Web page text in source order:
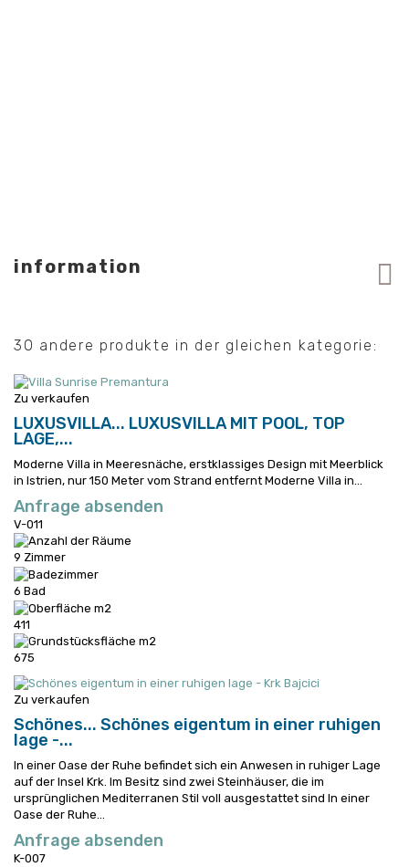
information
30 andere produkte in der gleichen kategorie:
Zu verkaufen
LUXUSVILLA... LUXUSVILLA MIT POOL, TOP
LAGE,...
Moderne Villa in Meeresnäche, erstklassiges Design mit Meerblick
in Istrien, nur 150 Meter vom Strand entfernt Moderne Villa in...
Anfrage absenden
V-011
9 Zimmer
6 Bad
411
675
Zu verkaufen
Schönes... Schönes eigentum in einer ruhigen
lage -...
In einer Oase der Ruhe befindet sich ein Anwesen in ruhiger Lage
auf der Insel Krk. Im Besitz sind zwei Steinhäuser, die im
ursprünglichen Mediterranen Stil voll ausgestattet sind In einer
Oase der Ruhe...
Anfrage absenden
K-007